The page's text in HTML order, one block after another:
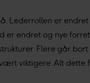
Lederrollen er
er endret og nye
Flere går
viktigere. Alt dette